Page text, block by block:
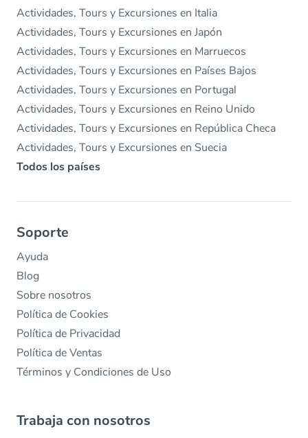
Actividades, Tours y Excursiones en Italia
Actividades, Tours y Excursiones en Japón
Actividades, Tours y Excursiones en Marruecos
Actividades, Tours y Excursiones en Países Bajos
Actividades, Tours y Excursiones en Portugal
Actividades, Tours y Excursiones en Reino Unido
Actividades, Tours y Excursiones en República Checa
Actividades, Tours y Excursiones en Suecia
Todos los países
Soporte
Ayuda
Blog
Sobre nosotros
Política de Cookies
Política de Privacidad
Política de Ventas
Términos y Condiciones de Uso
Trabaja con nosotros